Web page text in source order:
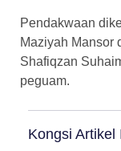
Pendakwaan
Maziyah Mansor
Shafiqzan
peguam.
Kongsi Artikel